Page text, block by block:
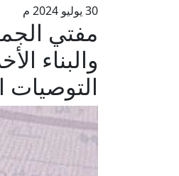
30 يوليو 2024 م
مفتي
والبناء
التوصيات